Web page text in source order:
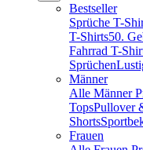
Bestseller
Sprüche T-
T-Shirts50.
Fahrrad T-
Sprüchen
Männer
Alle Männer
TopsPullover
Shorts
Frauen